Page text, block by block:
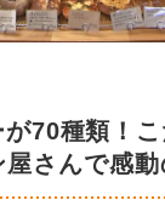
70種類！
さんで感動